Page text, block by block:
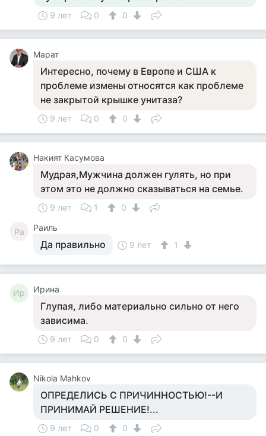
9 лет 0 0
Марат
Интересно, почему в Европе и США к
проблеме измены относятся как проблеме
не закрытой крышке унитаза?
9 лет 0 0
Накият Касумова
Мудрая,Мужчина должен гулять, но при
этом это не должно сказываться на семье.
9 лет 1 0
Ра Раиль
Да правильно 9 лет 1
Ир Ирина
Глупая, либо материально сильно от него
зависима.
9 лет 0 0
Nikola Mahkov
ОПРЕДЕЛИСЬ С ПРИЧИННОСТЬЮ!--И
ПРИНИМАЙ РЕШЕНИЕ!...
9 лет 0 0